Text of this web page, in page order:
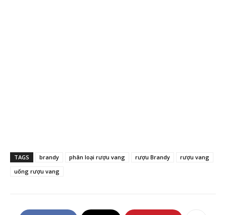
TAGS brandy phân loại rượu vang rượu Brandy
rượu vang
uống rượu vang